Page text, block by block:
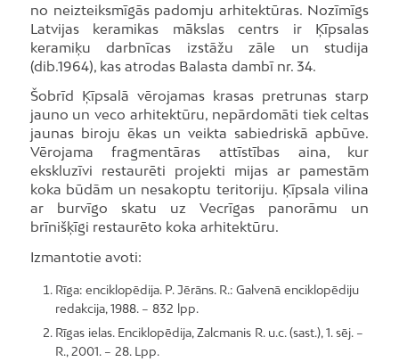
no neizteiksmīgās padomju arhitektūras. Nozīmīgs
Latvijas keramikas mākslas centrs ir Ķīpsalas
keramiķu darbnīcas izstāžu zāle un studija
(dib.1964), kas atrodas Balasta dambī nr. 34.
Šobrīd Ķīpsalā vērojamas krasas pretrunas starp
jauno un veco arhitektūru, nepārdomāti tiek celtas
jaunas biroju ēkas un veikta sabiedriskā apbūve.
Vērojama fragmentāras attīstības aina, kur
ekskluzīvi restaurēti projekti mijas ar pamestām
koka būdām un nesakoptu teritoriju. Ķīpsala vilina
ar burvīgo skatu uz Vecrīgas panorāmu un
brīnišķīgi restaurēto koka arhitektūru.
Izmantotie avoti:
Rīga: enciklopēdija. P. Jērāns. R.: Galvenā enciklopēdiju
redakcija, 1988. – 832 lpp.
Rīgas ielas. Enciklopēdija, Zalcmanis R. u.c. (sast.), 1. sēj. –
R., 2001. – 28. Lpp.